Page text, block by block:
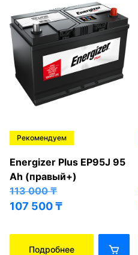
Рекомендуем
Energizer Plus EP95J 95
Ah (правый+)
113 000₸
107 500₸
Подробнее